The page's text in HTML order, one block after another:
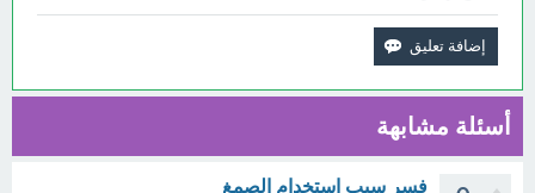
أسئلة مشابهة
فسر سبب استخدام الصمغ